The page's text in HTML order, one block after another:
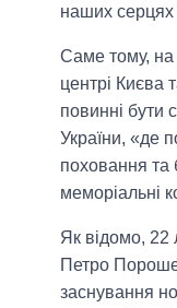
наших серцях
Саме тому, на
центрі Києва
повинні бути
України, «де
поховання та
меморіальні
Як відомо, 22
Петро
заснування